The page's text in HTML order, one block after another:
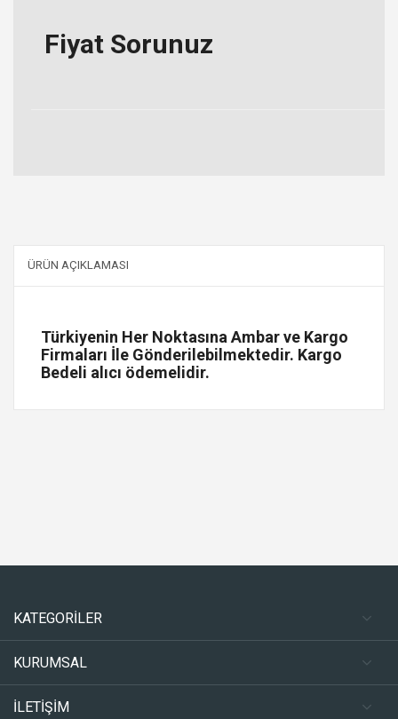
Fiyat Sorunuz
ÜRÜN AÇIKLAMASI
Türkiyenin Her Noktasına Ambar ve Kargo
Firmaları İle Gönderilebilmektedir. Kargo
Bedeli alıcı ödemelidir.
KATEGORİLER
KURUMSAL
İLETİŞİM